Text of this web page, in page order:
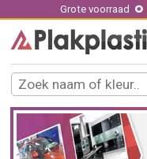
Grote voorraad